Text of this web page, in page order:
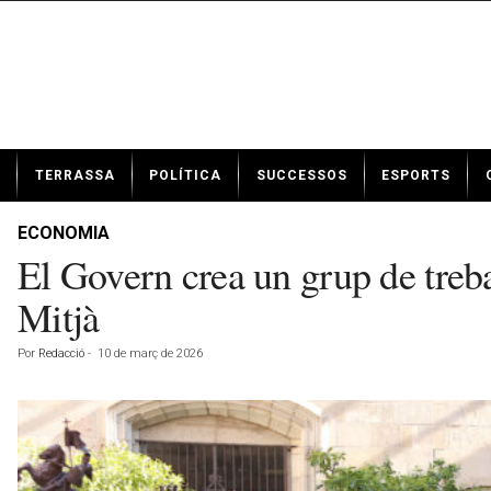
t
TERRASSA POLÍTICA SUCCESSOS ESPORTS
ECONOMIA
El Govern crea un grup de
Mitjà
Por Redacció - 10 de març de 2026